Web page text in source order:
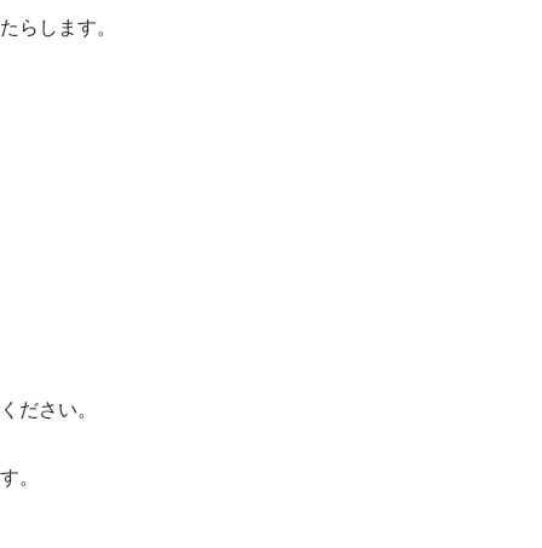
らします。
ださい。
。